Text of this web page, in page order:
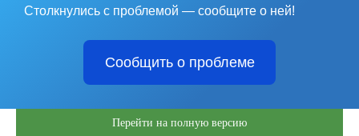
Столкнулись с проблемой — сообщите о ней!
Сообщить о проблеме
Перейти на полную версию